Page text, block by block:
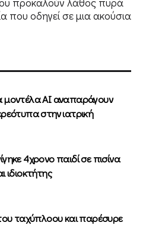
που οδηγεί σε μια ακούσια
μοντέλα ΑΙ αναπαράγουν
στην ιατρική
4χρονο παιδί σε πισίνα
ιδιοκτήτης
ταχύπλοου και παρέσυρε